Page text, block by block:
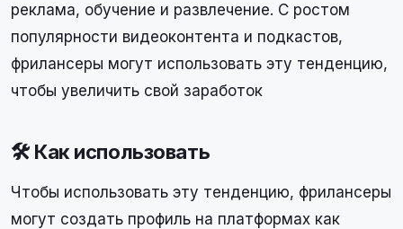
реклама, обучение и развлечение. С ростом
популярности видеоконтента и подкастов,
фрилансеры могут использовать эту тенденцию,
чтобы увеличить свой заработок
🛠 Как использовать
Чтобы использовать эту тенденцию, фрилансеры
могут создать профиль на платформах как